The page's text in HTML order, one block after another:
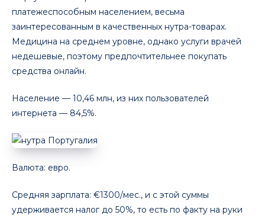
платежеспособным населением, весьма
заинтересованным в качественных нутра-товарах.
Медицина на среднем уровне, однако услуги врачей
недешевые, поэтому предпочтительнее покупать
средства онлайн.
Население — 10,46 млн, из них пользователей
интернета — 84,5%.
Валюта: евро.
Средняя зарплата: €1300/мес., и с этой суммы
удерживается налог до 50%, то есть по факту на руки